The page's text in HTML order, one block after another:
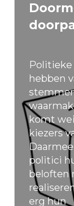
hebben
komt
kiezers
politici
beloften
erg hun